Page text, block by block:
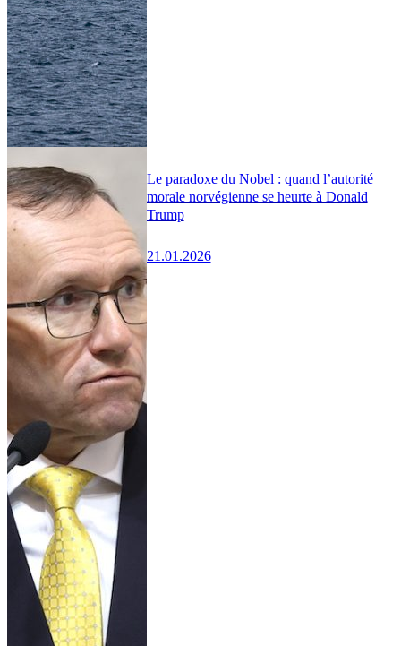
Le paradoxe du Nobel : quand l’autorité
morale norvégienne se heurte à Donald
Trump
21.01.2026